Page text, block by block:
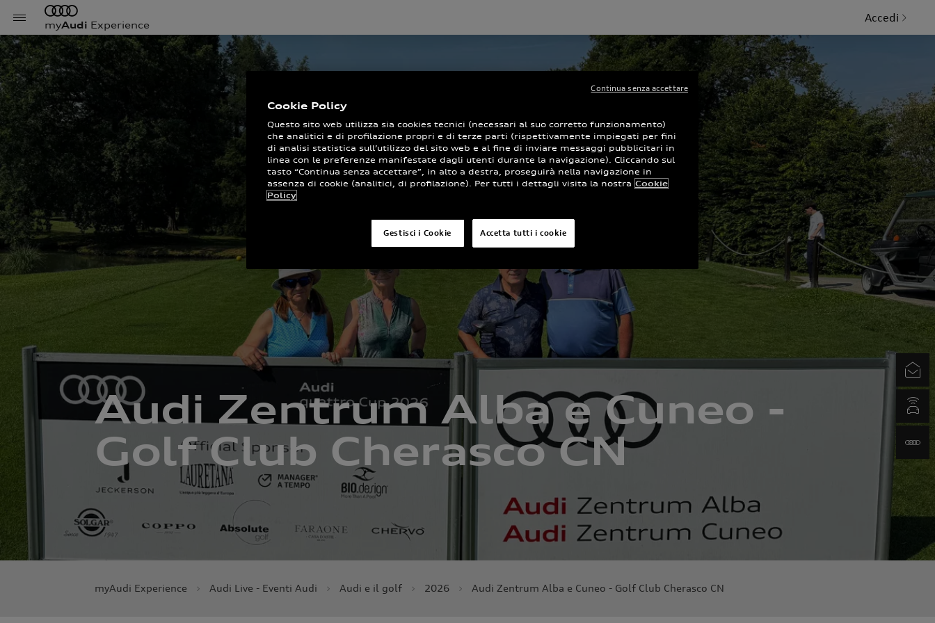
myAudi Experience
Accedi
Audi Zentrum Alba e Cuneo -
Golf Club Cherasco CN
myAudi Experience Audi Live - Eventi Audi Audi e il golf 2026 Audi Zentrum Alba e Cuneo - Golf Club Cherasco CN
Newsletter
Cookie Policy
Questo sito web utilizza sia cookies tecnici (necessari al suo corretto funzionamento)
che analitici e di profilazione propri e di terze parti (rispettivamente impiegati per fini
di analisi statistica sull’utilizzo del sito web e al fine di inviare messaggi pubblicitari in
linea con le preferenze manifestate dagli utenti durante la navigazione). Cliccando sul
tasto “Continua senza accettare”, in alto a destra, proseguirà nella navigazione in
assenza di cookie (analitici, di profilazione). Per tutti i dettagli visita la nostra Cookie
Policy
Accetta tutti i cookie
Gestisci i Cookie
Continua senza accettare